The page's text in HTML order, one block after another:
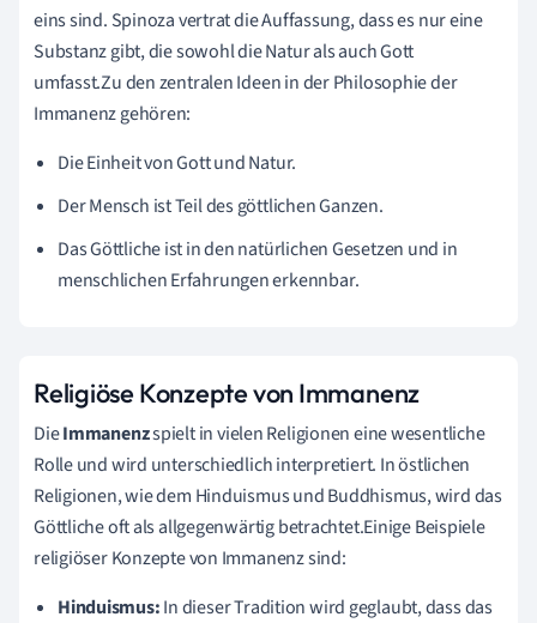
eins sind. Spinoza vertrat die Auffassung, dass es nur eine
Substanz gibt, die sowohl die Natur als auch Gott
umfasst.Zu den zentralen Ideen in der Philosophie der
Immanenz gehören:
Die Einheit von Gott und Natur.
Der Mensch ist Teil des göttlichen Ganzen.
Das Göttliche ist in den natürlichen Gesetzen und in
menschlichen Erfahrungen erkennbar.
Religiöse Konzepte von Immanenz
DieImmanenzspielt in vielen Religionen eine wesentliche
Rolle und wird unterschiedlich interpretiert. In östlichen
Religionen, wie dem Hinduismus und Buddhismus, wird das
Göttliche oft als allgegenwärtig betrachtet.Einige Beispiele
religiöser Konzepte von Immanenz sind:
Hinduismus:In dieser Tradition wird geglaubt, dass das